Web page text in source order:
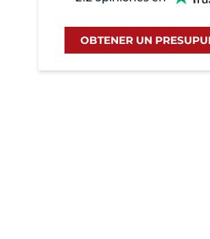
Castelsarrasin
Chatillon en Bazois
Chenillé-Changé
Cognac
OBTENER UN